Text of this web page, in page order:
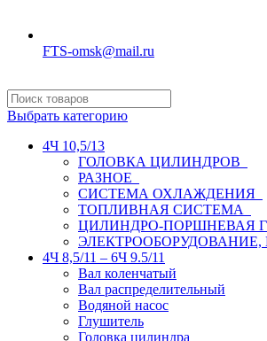
FTS-omsk@mail.ru
Выбрать категорию
4Ч 10,5/13
ГОЛОВКА ЦИЛИНДРОВ
РАЗНОЕ
СИСТЕМА ОХЛАЖДЕНИЯ
ТОПЛИВНАЯ СИСТЕМА
ЦИЛИНДРО-ПОРШНЕВАЯ
ЭЛЕКТРООБОРУДОВАНИЕ,
4Ч 8,5/11 – 6Ч 9.5/11
Вал коленчатый
Вал распределительный
Водяной насос
Глушитель
Головка цилиндра